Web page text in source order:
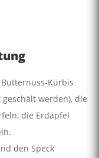
Butternuss-Kürbis
werden), die
die Erdäpfel
den Speck